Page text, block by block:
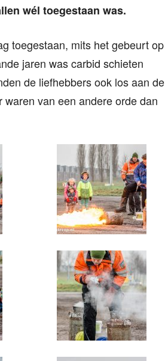
wél toegestaan was.
toegestaan, mits het gebeurt op
jaren was carbid schieten
de liefhebbers ook los aan de
van een andere orde dan